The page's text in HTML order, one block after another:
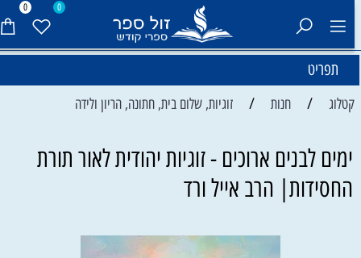
0 0
תפריט
קטלוג / חנות / זוגיות, שלום בית, חתונה, הריון ולידה
ימים לבנים ארוכים - זוגיות יהודית לאור תורת
החסידות| הרב אייל ורד